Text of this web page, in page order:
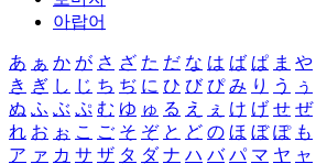
아랍어
あ ぁ か が さ ざ た だ な は ば ぱ ま や
き ぎ し じ ち ぢ に ひ び ぴ み り う ぅ
ぬ ふ ぶ ぷ む ゆ ゅ る え ぇ け げ せ ぜ
れ お ぉ こ ご そ ぞ と ど の ほ ぼ ぽ も
ア ァ カ サ ザ タ ダ ナ ハ バ パ マ ヤ ャ